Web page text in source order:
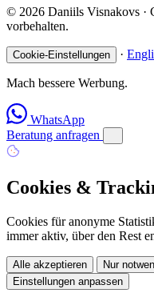
© 2026 Daniils Visnakovs ·
vorbehalten.
Cookie-Einstellungen ·
Mach bessere Werbung.
WhatsApp
Beratung anfragen
Cookies &
Cookies für anonyme
immer aktiv, über den Rest
Alle akzeptieren
Nur
Einstellungen anpassen